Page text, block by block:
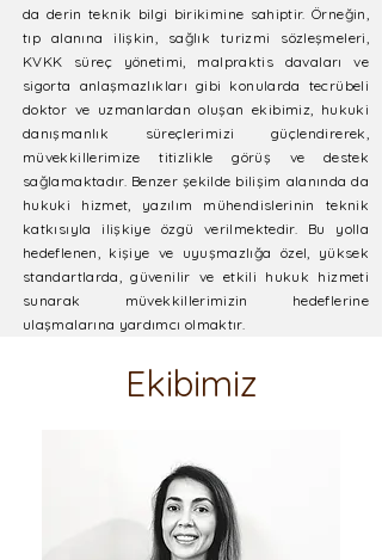
da derin teknik bilgi birikimine sahiptir. Örneğin,
tıp alanına ilişkin, sağlık turizmi sözleşmeleri,
KVKK süreç yönetimi, malpraktis davaları ve
sigorta anlaşmazlıkları gibi konularda tecrübeli
doktor ve uzmanlardan oluşan ekibimiz, hukuki
danışmanlık süreçlerimizi güçlendirerek,
müvekkillerimize titizlikle görüş ve destek
sağlamaktadır. Benzer şekilde bilişim alanında da
hukuki hizmet, yazılım mühendislerinin teknik
katkısıyla ilişkiye özgü verilmektedir. Bu yolla
hedeflenen, kişiye ve uyuşmazlığa özel, yüksek
standartlarda, güvenilir ve etkili hukuk hizmeti
sunarak müvekkillerimizin hedeflerine
ulaşmalarına yardımcı olmaktır.
Ekibimiz